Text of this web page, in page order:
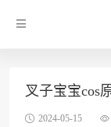
叉子宝宝cos
2024-05-15